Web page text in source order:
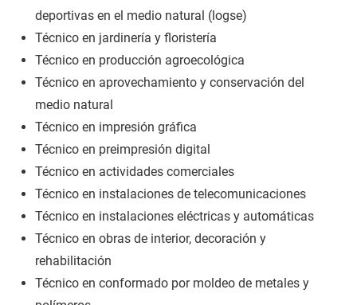
deportivas en el medio natural (logse)
Técnico en jardinería y floristería
Técnico en producción agroecológica
Técnico en aprovechamiento y conservación del
medio natural
Técnico en impresión gráfica
Técnico en preimpresión digital
Técnico en actividades comerciales
Técnico en instalaciones de telecomunicaciones
Técnico en instalaciones eléctricas y automáticas
Técnico en obras de interior, decoración y
rehabilitación
Técnico en conformado por moldeo de metales y